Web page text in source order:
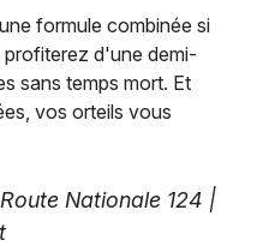
formule combinée si
d'une demi-
sans temps mort. Et
vos orteils vous
Nationale 124 |